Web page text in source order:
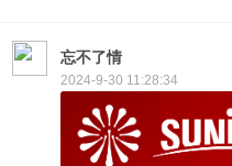
忘不了情
2024-9-30 11:28:34